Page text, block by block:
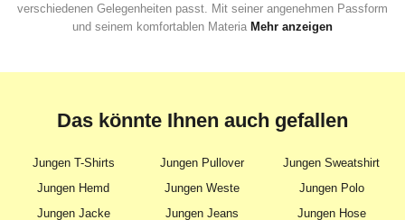
verschiedenen Gelegenheiten passt. Mit seiner angenehmen Passform
und seinem komfortablen Materia Mehr anzeigen
Das könnte Ihnen auch gefallen
Jungen T-Shirts Jungen Pullover
Jungen Sweatshirt
Jungen Hemd
Jungen Weste
Jungen Polo
Jungen Jacke
Jungen Jeans Jungen Hose